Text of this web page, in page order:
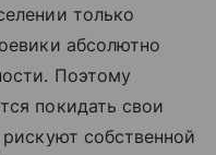
только
абсолютно
Поэтому
покидать свои
собственной